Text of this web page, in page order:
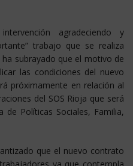
agradeciendo y
trabajo que se realiza
ha subrayado que el motivo de
las condiciones del nuevo
próximamente en relación al
del SOS Rioja que será
Políticas Sociales, Familia,
que el nuevo contrato